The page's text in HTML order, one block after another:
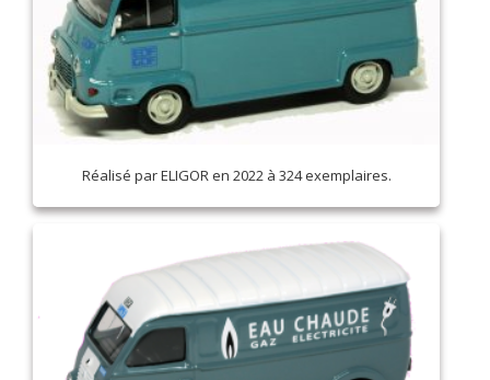
Réalisé par ELIGOR en 2022 à 324 exemplaires.